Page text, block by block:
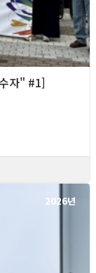
자" #1]
2026년